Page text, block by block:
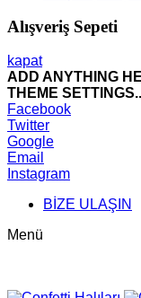
Alışveriş Sepeti
kapat
ADD ANYTHING
THEME
Facebook
Twitter
Google
Email
Instagram
BİZE ULAŞIN
Menü